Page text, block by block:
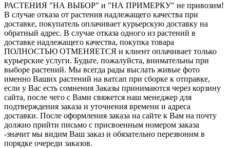
РАСТЕНИЯ "НА ВЫБОР" и "НА ПРИМЕРКУ" не привозим!
В случае отказа от растения надлежащего качества при
доставке, покупатель оплачивает курьерскую доставку на
обратный адрес. В случае отказа одного из растений в
доставке надлежащего качества, покупка товара
ПОЛНОСТЬЮ ОТМЕНЯЕТСЯ и клиент оплачивает только
курьерские услуги. Будьте, пожалуйста, внимательны при
выборе растений. Мы всегда рады выслать живые фото
именно Ваших растений на ватсап при сборке к отправке,
если у Вас есть сомнения Заказы принимаются через корзину
сайта, после чего с Вами свяжется наш менеджер для
подтверждения заказа и уточнения времени и адреса
доставки. После оформления заказа на сайте к Вам на почту
должно прийти письмо с присвоенным номером заказа
-значит мы видим Ваш заказ и обязательно перезвоним в
порядке очереди заказов.